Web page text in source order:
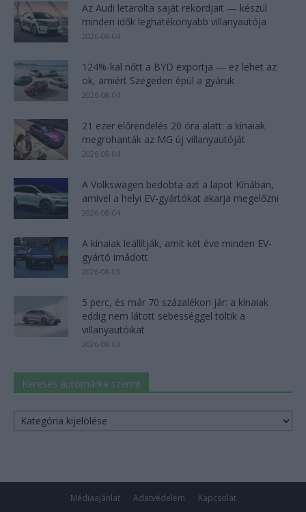
Az Audi letarolta saját rekordjait — készül
minden idők leghatékonyabb villanyautója
2026-08-04
124%-kal nőtt a BYD exportja — ez lehet az
ok, amiért Szegeden épül a gyáruk
2026-08-04
21 ezer előrendelés 20 óra alatt: a kínaiak
megrohanták az MG új villanyautóját
2026-08-04
A Volkswagen bedobta azt a lapot Kínában,
amivel a helyi EV-gyártókat akarja megelőzni
2026-08-04
A kínaiak leállítják, amit két éve minden EV-
gyártó imádott
2026-08-03
5 perc, és már 70 százalékon jár: a kínaiak
eddig nem látott sebességgel töltik a
villanyautóikat
2026-08-03
Keresés autómárka szerint
Keresés
autómárka
Médiaajánlat Adatvédelem Kapcsolat